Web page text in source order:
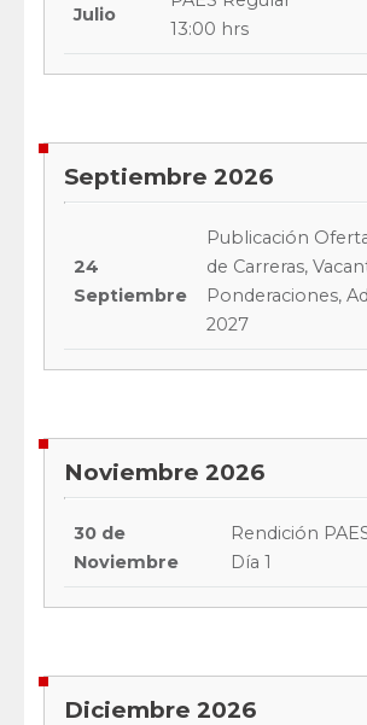
Julio
13:00 hrs
Septiembre 2026
24
Septiembre
Publicación
de Carreras,
Ponderaciones,
2027
Noviembre 2026
30 de
Noviembre
Rendición
Día 1
Diciembre 2026